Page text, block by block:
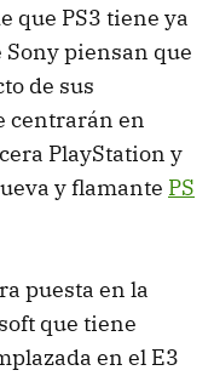
que PS3 tiene ya
Sony piensan que
de sus
centrarán en
PlayStation y
y flamante PS
puesta en la
que tiene
en el E3